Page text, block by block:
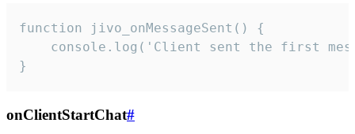
function jivo_onMessageSent() {
console.log('Client sent the first
}
onClientStartChat#